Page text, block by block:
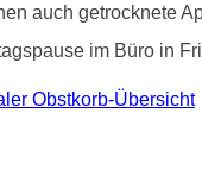
auch getrocknete
im Büro in
Obstkorb-Übersicht